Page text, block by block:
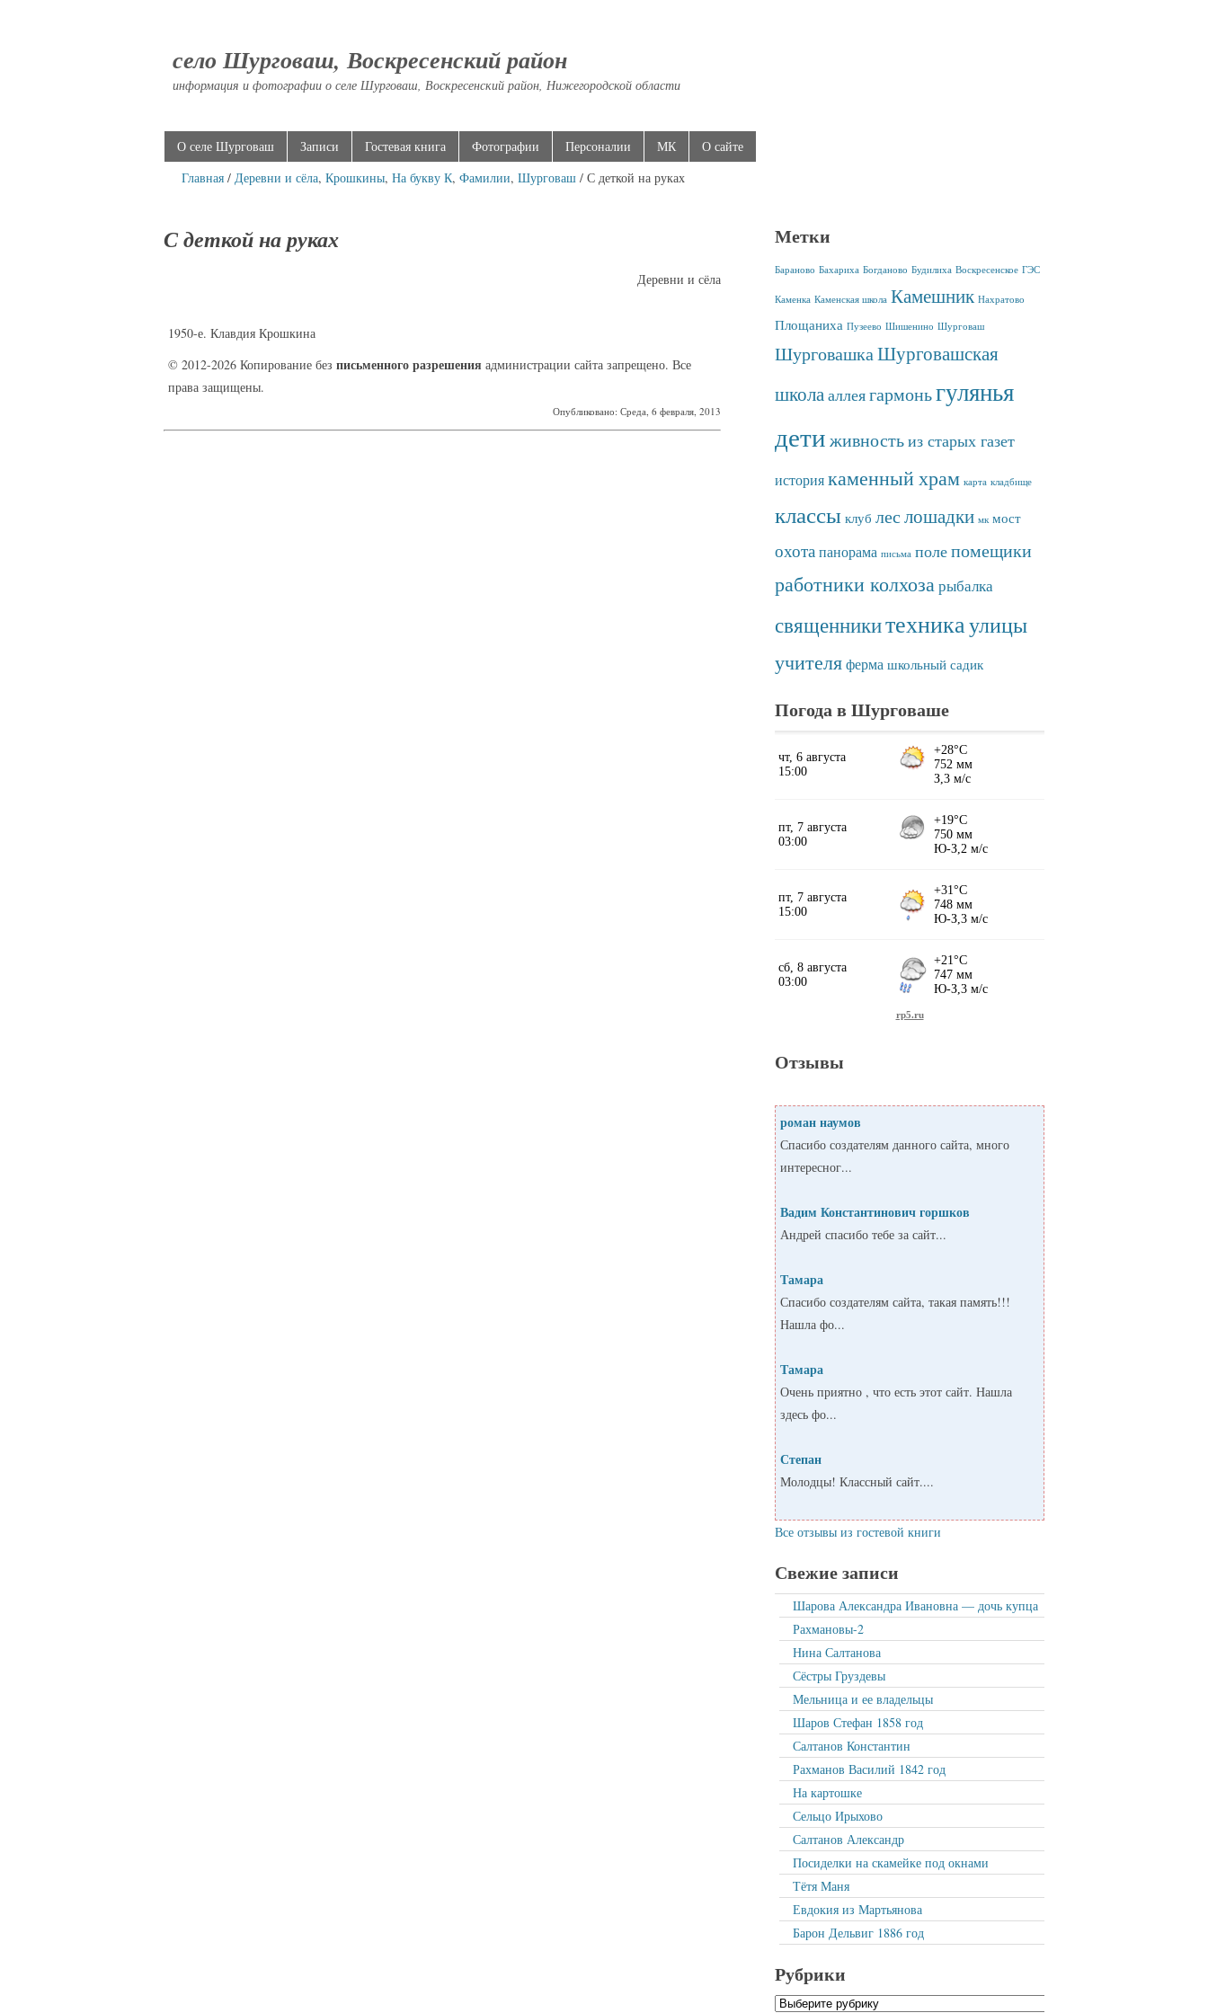
село Шурговаш, Воскресенский район
информация и фотографии о селе Шурговаш, Воскресенский район, Нижегородской области
О селе Шурговаш Записи Гостевая книга Фотографии Персоналии МК
О сайте
Главная / Деревни и сёла, Крошкины, На букву К, Фамилии, Шурговаш / С деткой на руках
С деткой на руках
Деревни и сёла
1950-е. Клавдия Крошкина
© 2012-2026 Копирование без письменного разрешения администрации сайта запрещено. Все
права защищены.
Опубликовано: Среда, 6 февраля, 2013
Метки
Бараново Бахариха Богданово Будилиха Воскресенское ГЭС
Каменка Каменская школа Камешник Нахратово
Площаниха Пузеево Шишенино Шурговаш
ШурговашкаШурговашская
школа аллеягармоньгулянья
детиживностьиз старых газет
историякаменный храм карта кладбище
классы клуб леслошадки мк мост
охота панорама письма полепомещики
работники колхоза рыбалка
священникитехникаулицы
учителяферма школьный садик
Погода в Шурговаше
Отзывы
роман наумов
Спасибо создателям данного сайта, много
интересног...
Вадим Константинович горшков
Андрей спасибо тебе за сайт...
Тамара
Спасибо создателям сайта, такая память!!!
Нашла фо...
Тамара
Очень приятно , что есть этот сайт. Нашла
здесь фо...
Степан
Молодцы! Классный сайт....
Все отзывы из гостевой книги
Свежие записи
Шарова Александра Ивановна — дочь купца
Рахмановы-2
Нина Салтанова
Сёстры Груздевы
Мельница и ее владельцы
Шаров Стефан 1858 год
Салтанов Константин
Рахманов Василий 1842 год
На картошке
Сельцо Ирыхово
Салтанов Александр
Посиделки на скамейке под окнами
Тётя Маня
Евдокия из Мартьянова
Барон Дельвиг 1886 год
Рубрики
Рубрики